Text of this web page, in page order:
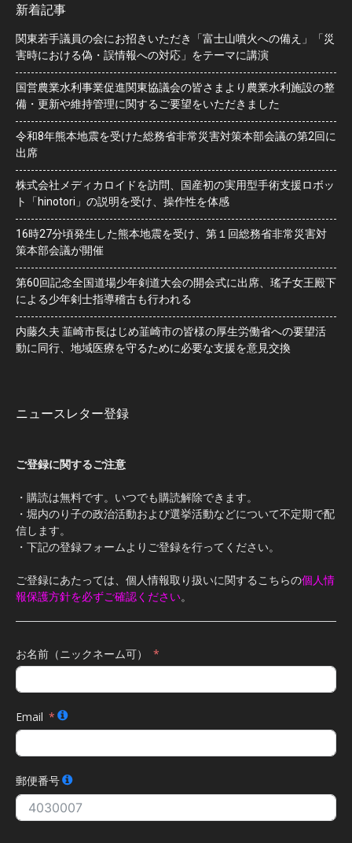
新着記事
関東若手議員の会にお招きいただき「富士山噴火への備え」「災
害時における偽・誤情報への対応」をテーマに講演
国営農業水利事業促進関東協議会の皆さまより農業水利施設の整
備・更新や維持管理に関するご要望をいただきました
令和8年熊本地震を受けた総務省非常災害対策本部会議の第2回に
出席
株式会社メディカロイドを訪問、国産初の実用型手術支援ロボッ
ト「hinotori」の説明を受け、操作性を体感
16時27分頃発生した熊本地震を受け、第１回総務省非常災害対
策本部会議が開催
第60回記念全国道場少年剣道大会の開会式に出席、瑤子女王殿下
による少年剣士指導稽古も行われる
内藤久夫 韮崎市長はじめ韮崎市の皆様の厚生労働省への要望活
動に同行、地域医療を守るために必要な支援を意見交換
ニュースレター登録
ご登録に関するご注意
・購読は無料です。いつでも購読解除できます。
・堀内のり子の政治活動および選挙活動などについて不定期で配
信します。
・下記の登録フォームよりご登録を行ってください。
ご登録にあたっては、個人情報取り扱いに関するこちらの個人情
報保護方針を必ずご確認ください。
お名前（ニックネーム可）
Email
郵便番号